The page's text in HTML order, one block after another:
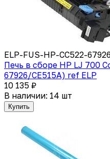
ELP-FUS-HP-CC522-
Печь в сборе HP LJ 700
67926/CE515A) ref ELP
10 135 ₽
В наличии: 14 шт
Купить